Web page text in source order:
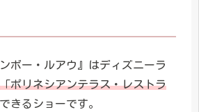
ボー・ルアウ』はディズニーラ
「ポリネシアンテラス・レストラ
きるショーです。